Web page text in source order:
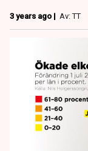
3 years ago | Av: TT